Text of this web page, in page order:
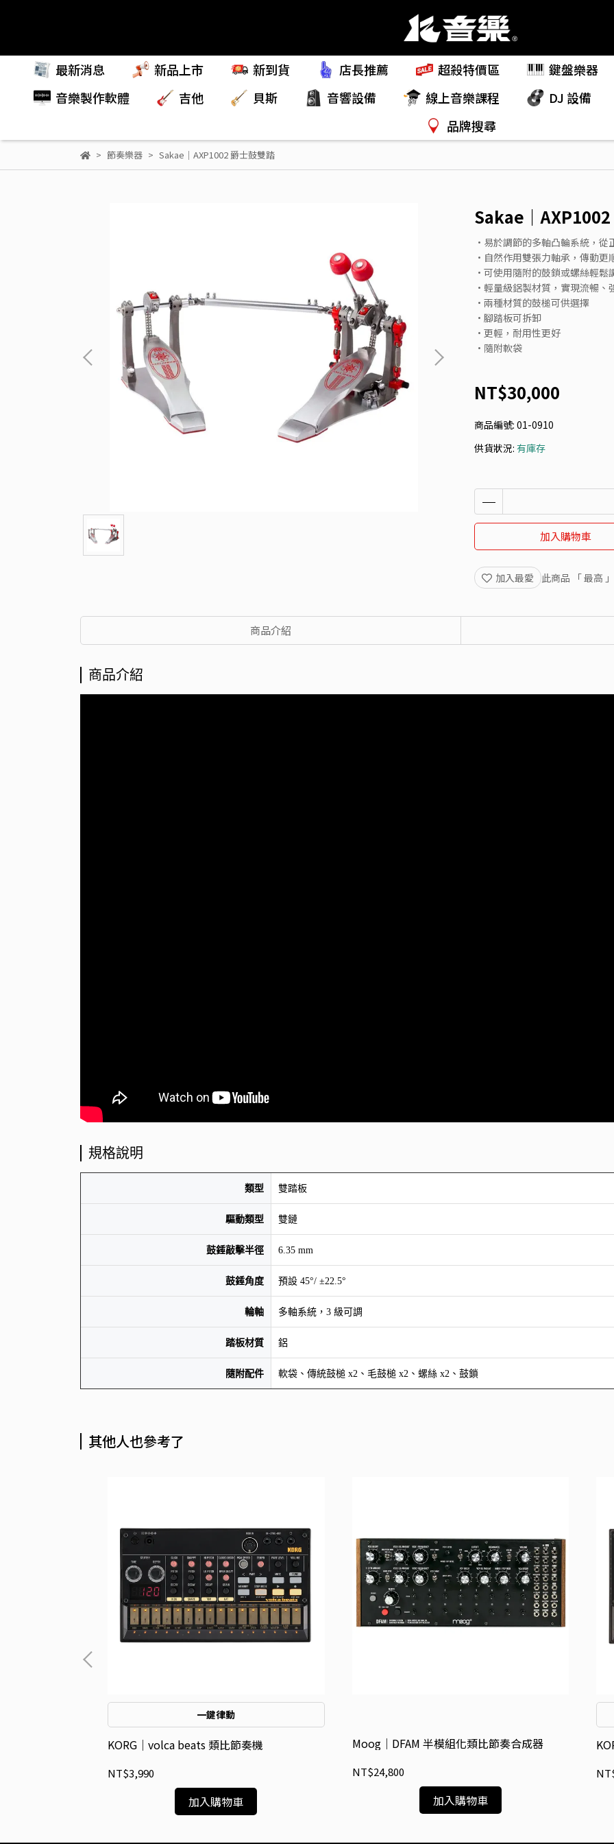
最新消息 新品上市 新到貨 店長推薦 超殺特價區
鍵盤樂器
音樂製作軟體
吉他 貝斯 音響設備 線上音樂課程
DJ 設備
品牌搜尋
節奏樂器 Sakae｜AXP1002 爵士鼓雙踏
Sakae｜
•易於調節的多軸凸輪系統，從
•自然作用雙張力軸承，傳動更
•可使用隨附的鼓鎖或螺絲輕鬆
•輕量級鋁製材質，實現流暢、
•兩種材質的鼓槌可供選擇
•腳踏板可拆卸
•更輕，耐用性更好
•隨附軟袋
NT$30,000
商品編號: 01-0910
供貨狀況: 有庫存
加入購物車
加入最愛 此商品 「 最高
商品介紹
商品介紹
規格說明
類型 雙踏板
驅動類型 雙鏈
鼓錘敲擊半徑 6.35 mm
鼓錘角度 預設 45°/ ±22.5°
輪軸 多軸系統，3 級可調
踏板材質 鋁
隨附配件 軟袋、傳統鼓槌 x2、毛鼓槌 x2、螺絲 x2、鼓鎖
其他人也參考了
一鍵律動
KORG｜volca beats 類比節奏機
NT$3,990
加入購物車
Moog｜DFAM 半模組化類比節奏合成器
NT$24,800
加入購物車